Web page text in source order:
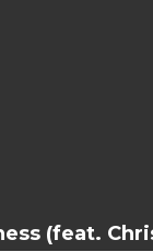
(feat.